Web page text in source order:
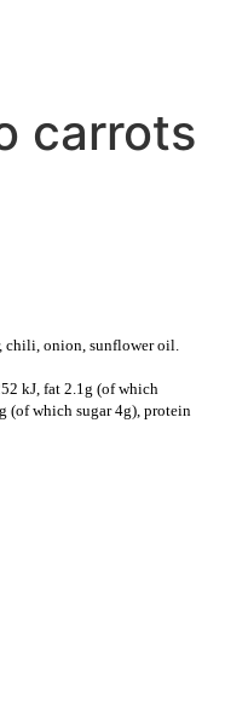
carrots
chili, onion, sunflower oil.
kJ, fat 2.1g (of which
(of which sugar 4g), protein